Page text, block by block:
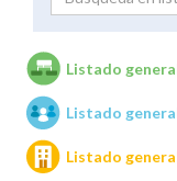
Unidades
Listado
Listado
Listado